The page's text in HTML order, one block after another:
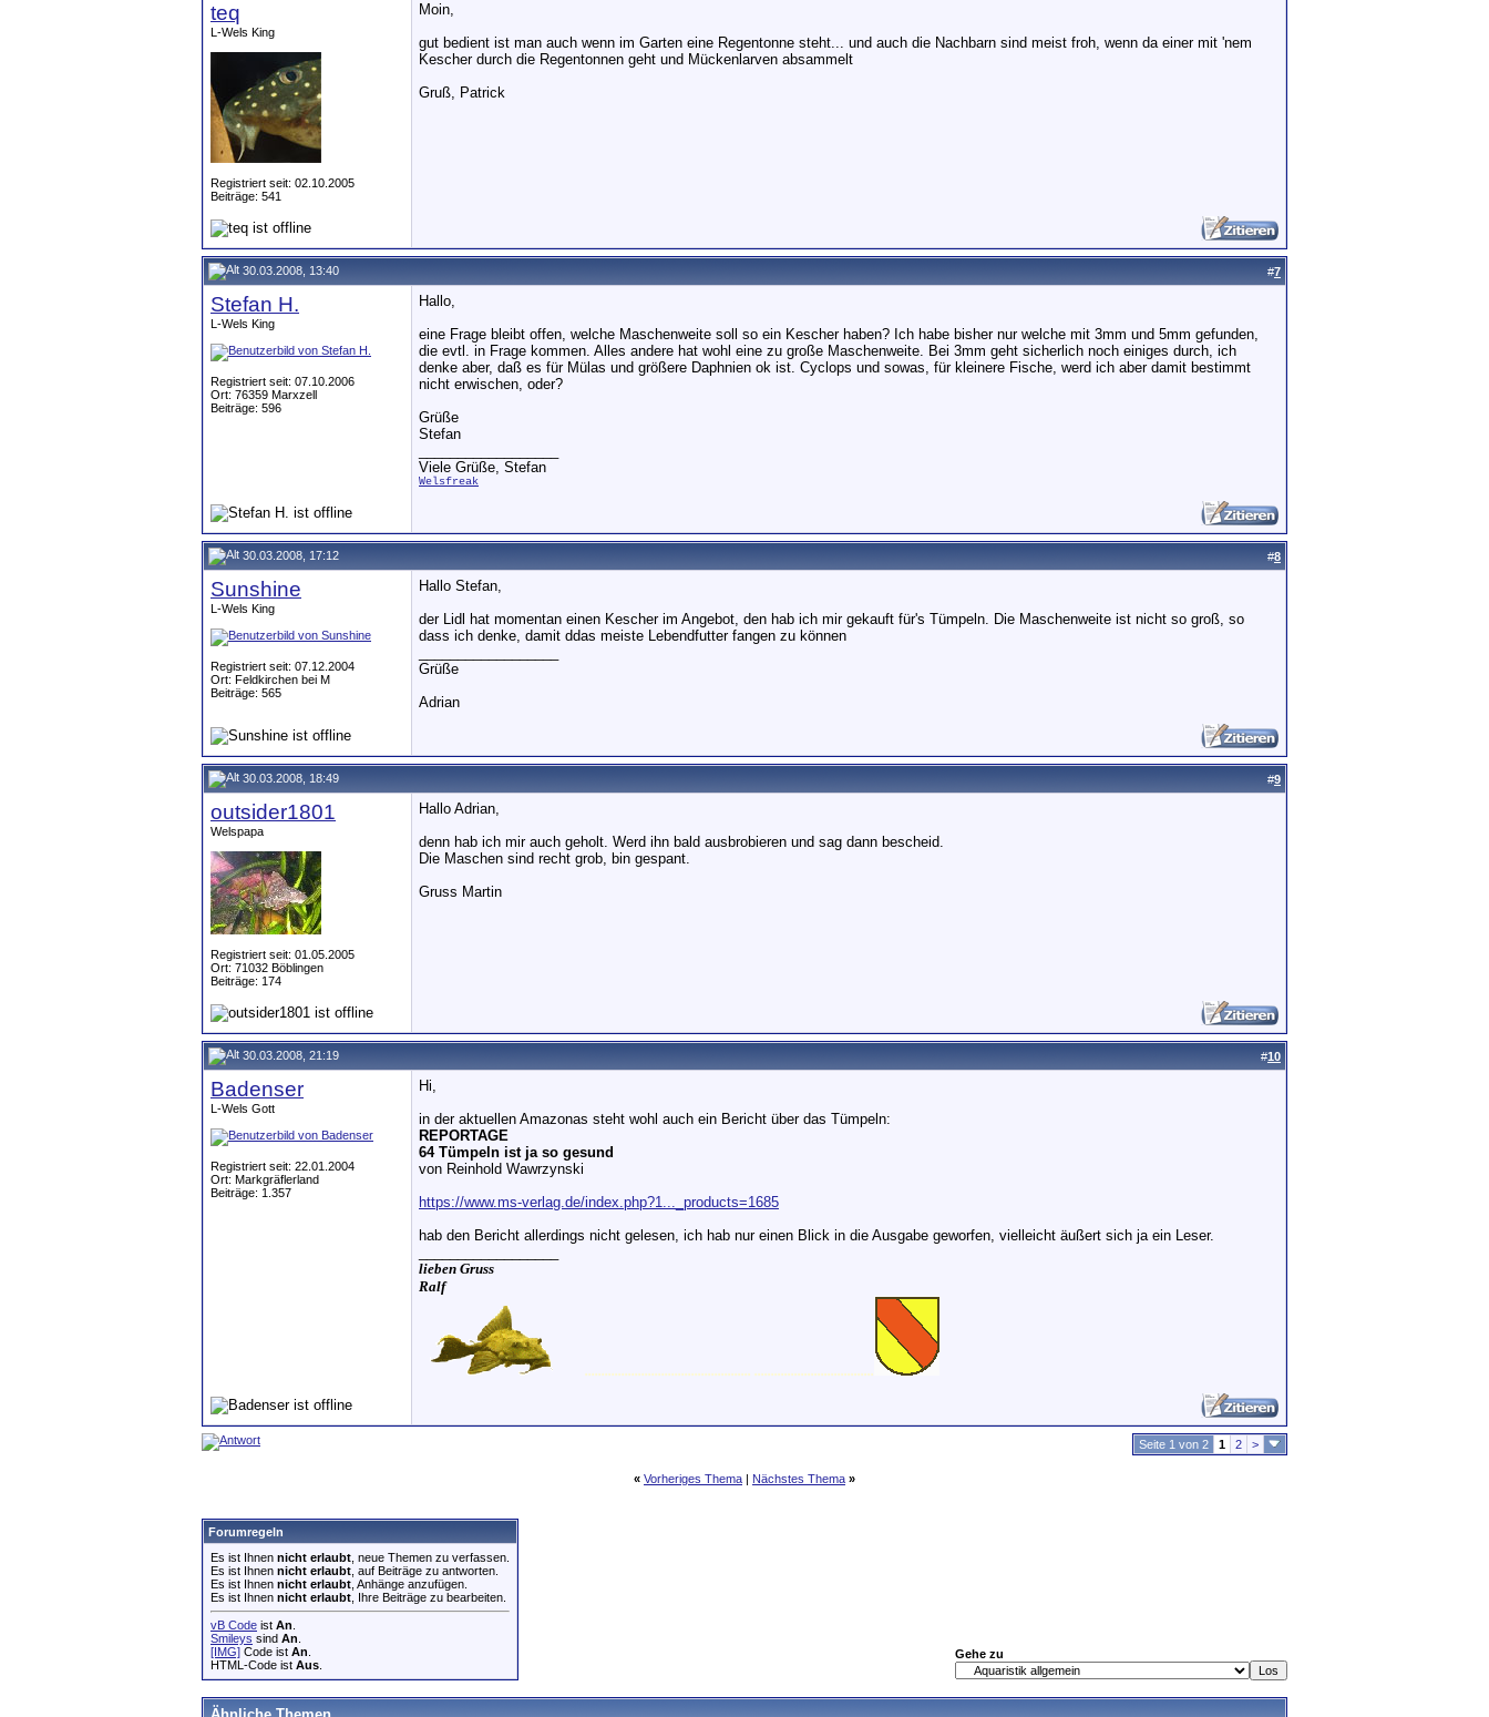
teq
L-Wels King
Registriert seit: 02.10.2005
Beiträge: 541
Moin,
gut bedient ist man auch wenn im Garten eine Regentonne steht... und auch die Nachbarn sind meist froh, wenn da einer mit 'nem
Kescher durch die Regentonnen geht und Mückenlarven absammelt
Gruß, Patrick
30.03.2008, 13:40 #7
Stefan H.
L-Wels King
Registriert seit: 07.10.2006
Ort: 76359 Marxzell
Beiträge: 596
Hallo,
eine Frage bleibt offen, welche Maschenweite soll so ein Kescher haben? Ich habe bisher nur welche mit 3mm und 5mm gefunden,
die evtl. in Frage kommen. Alles andere hat wohl eine zu große Maschenweite. Bei 3mm geht sicherlich noch einiges durch, ich
denke aber, daß es für Mülas und größere Daphnien ok ist. Cyclops und sowas, für kleinere Fische, werd ich aber damit bestimmt
nicht erwischen, oder?
Grüße
Stefan
Viele Grüße, Stefan
Welsfreak
30.03.2008, 17:12 #8
Sunshine
L-Wels King
Registriert seit: 07.12.2004
Ort: Feldkirchen bei M
Beiträge: 565
Hallo Stefan,
der Lidl hat momentan einen Kescher im Angebot, den hab ich mir gekauft für's Tümpeln. Die Maschenweite ist nicht so groß, so
dass ich denke, damit ddas meiste Lebendfutter fangen zu können
Grüße
Adrian
30.03.2008, 18:49 #9
outsider1801
Welspapa
Registriert seit: 01.05.2005
Ort: 71032 Böblingen
Beiträge: 174
Hallo Adrian,
denn hab ich mir auch geholt. Werd ihn bald ausbrobieren und sag dann bescheid.
Die Maschen sind recht grob, bin gespant.
Gruss Martin
30.03.2008, 21:19 #10
Badenser
L-Wels Gott
Registriert seit: 22.01.2004
Ort: Markgräflerland
Beiträge: 1.357
Hi,
in der aktuellen Amazonas steht wohl auch ein Bericht über das Tümpeln:
REPORTAGE
64 Tümpeln ist ja so gesund
von Reinhold Wawrzynski
https://www.ms-verlag.de/index.php?1..._products=1685
hab den Bericht allerdings nicht gelesen, ich hab nur einen Blick in die Ausgabe geworfen, vielleicht äußert sich ja ein Leser.
lieben Gruss
Ralf
.................................................. ....................................
Seite 1 von 2 1 2 >
« Vorheriges Thema | Nächstes Thema »
Forumregeln
Es ist Ihnen nicht erlaubt , neue Themen zu verfassen.
Es ist Ihnen nicht erlaubt , auf Beiträge zu antworten.
Es ist Ihnen nicht erlaubt , Anhänge anzufügen.
Es ist Ihnen nicht erlaubt , Ihre Beiträge zu bearbeiten.
vB Code ist An
Smileys sind An
[IMG] Code ist An
HTML-Code ist Aus
Gehe zu